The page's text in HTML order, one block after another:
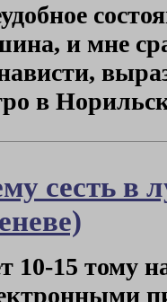
и мне
в
сесть в
10-15 тому